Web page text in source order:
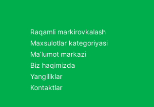
Raqamli markirovkalash
Maxsulotlar kategoriyasi
Ma’lumot markazi
Biz haqimizda
Yangiliklar
Kontaktlar